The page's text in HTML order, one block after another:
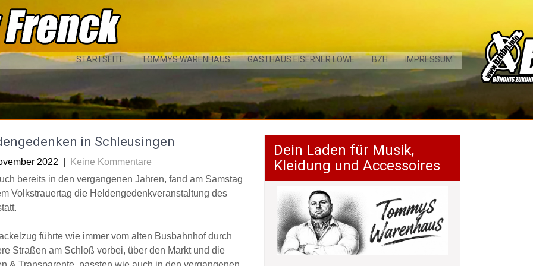
STARTSEITE TOMMYS WARENHAUS GASTHAUS EISERNER LÖWE BZH IMPRESSUM
in Schleusingen
2022
Keine Kommentare
bereits in den vergangenen Jahren, fand am Samstag
Volkstrauertag die Heldengedenkveranstaltung des
führte wie immer vom alten Busbahnhof durch
Straßen am Schloß vorbei, über den Markt und die
Dein Laden für Musik,
Kleidung und Accessoires